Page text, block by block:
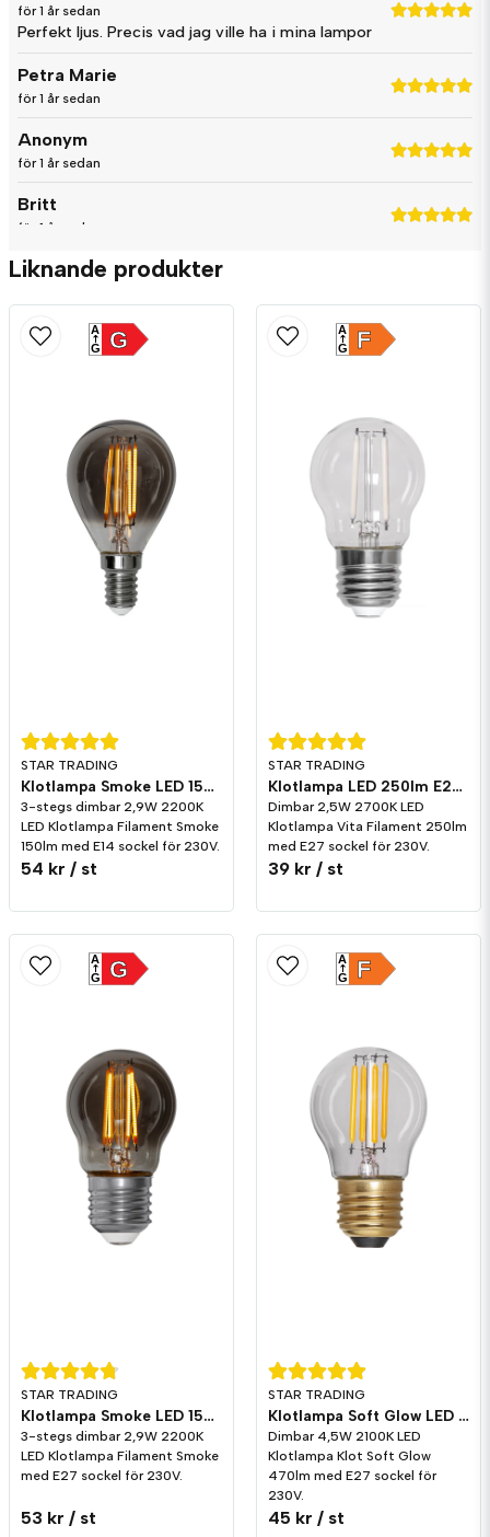
för 1 år sedan
Perfekt ljus. Precis vad jag ville ha i mina lampor
Petra Marie
för 1 år sedan
Anonym
för 1 år sedan
Britt
för 1 år sedan
Liknande produkter
STAR TRADING
Klotlampa Smoke LED 150lm E14 2200K 3-stegs dimming
3-stegs dimbar 2,9W 2200K
LED Klotlampa Filament Smoke
150lm med E14 sockel för 230V.
54 kr / st
G
A
G
STAR TRADING
Klotlampa LED 250lm E27 Vita Filament 2700K Dim
Dimbar 2,5W 2700K LED
Klotlampa Vita Filament 250lm
med E27 sockel för 230V.
39 kr / st
F
A
G
STAR TRADING
Klotlampa Smoke LED 150lm E27 2200K 3-stegs dimming
3-stegs dimbar 2,9W 2200K
LED Klotlampa Filament Smoke
med E27 sockel för 230V.
53 kr / st
G
A
G
STAR TRADING
Klotlampa Soft Glow LED 470lm E27 2100K Dim
Dimbar 4,5W 2100K LED
Klotlampa Klot Soft Glow
470lm med E27 sockel för
230V.
45 kr / st
F
A
G